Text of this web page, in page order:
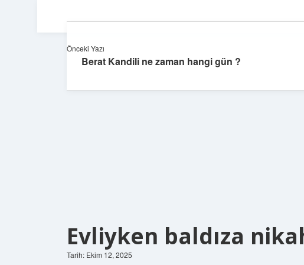
Evliyken baldıza
Tarih: Ekim 12, 2025
Önceki Yazı
Berat Kandili ne zaman hangi gün ?